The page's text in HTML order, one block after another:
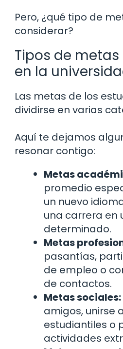
Pero, ¿qué tipo de
considerar?
Tipos de
en la
Las metas de los
dividirse en varias
Aquí te dejamos
resonar contigo:
Metas
promedio
un nuevo
una carrera en
determinado.
Metas
pasantías,
de empleo o
de contactos.
Metas sociales:
amigos, unirse
estudiantiles o
actividades